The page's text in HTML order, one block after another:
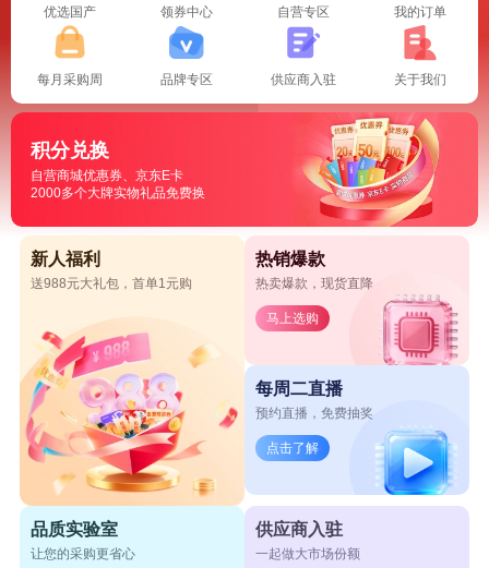
优选国产 领券中心 自营专区 我的订单
每月采购周 品牌专区 供应商入驻 关于我们
积分兑换
自营商城优惠券、京东E卡
2000多个大牌实物礼品免费换
新人福利
送988元大礼包，首单1元购
热销爆款
热卖爆款，现货直降
马上选购
每周二直播
预约直播，免费抽奖
点击了解
品质实验室
让您的采购更省心
供应商入驻
一起做大市场份额